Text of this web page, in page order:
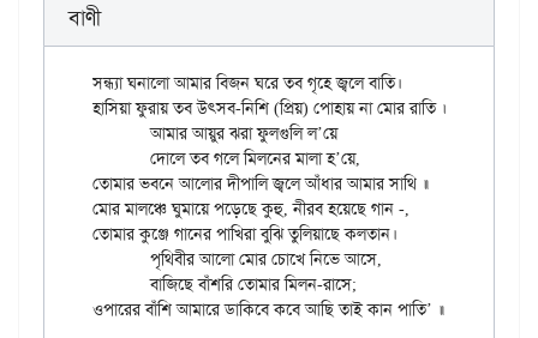
বাণী
সন্ধ্যা ঘনালো আমার বিজন ঘরে তব গৃহে জ্বলে বাতি।
হাসিয়া ফুরায় তব উৎসব-নিশি (প্রিয়) পোহায় না মোর রাতি ॥
	আমার আয়ুর ঝরা ফুলগুলি ল’য়ে
তোমার ভবনে আলোর দীপালি জ্বলে আঁধার আমার সাথি ॥
মোর মালঞ্চে ঘুমায়ে পড়েছে কুহু, নীরব হয়েছে গান -,
তোমার কুঞ্জে গানের পাখিরা বুঝি তুলিয়াছে কলতান।
	বাজিছে বাঁশরি তোমার মিলন-রাসে;